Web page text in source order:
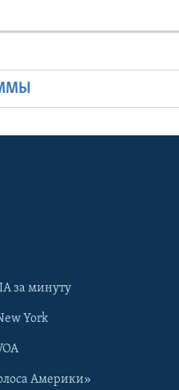
за минуту
York
Америки»